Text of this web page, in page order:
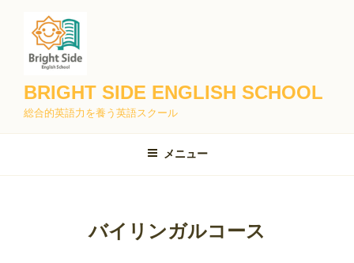
プ
BRIGHT SIDE ENGLISH SCHOOL
総合的英語力を養う英語スクール
メニュー
バイリンガルコース